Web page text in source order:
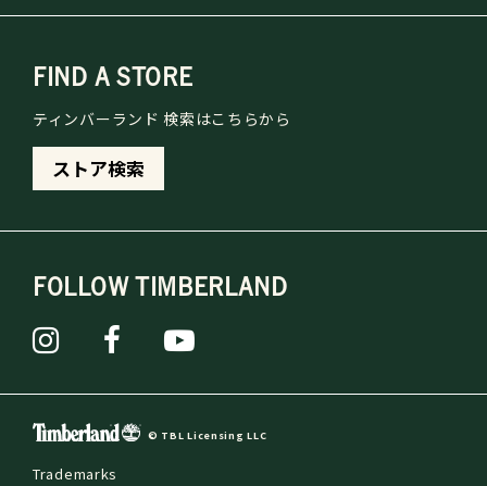
FIND A STORE
ティンバーランド 検索はこちらから
ストア検索
FOLLOW TIMBERLAND
© TBL Licensing LLC
Trademarks